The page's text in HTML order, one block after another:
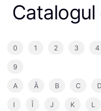
0 1 2 3 4
9
A Ă B C
I Î J K L